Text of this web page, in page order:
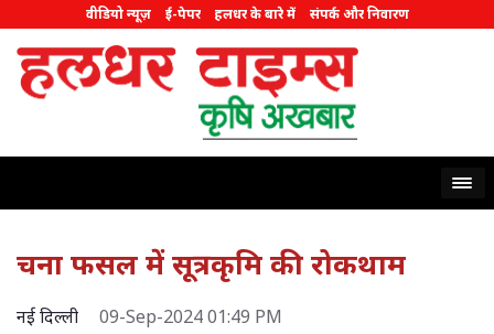
वीडियो न्यूज़ ई-पेपर हलधर के बारे में संपर्क और निवारण
चना फसल में सूत्रकृमि की रोकथाम
नई दिल्ली 09-Sep-2024 01:49 PM